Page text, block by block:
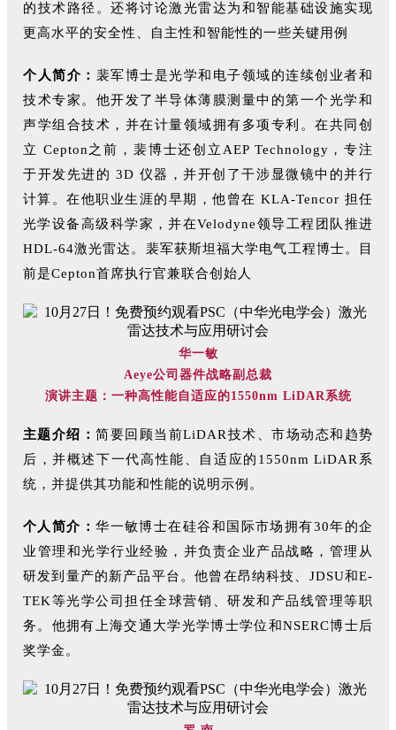
的技术路径。还将讨论激光雷达为和智能基础设施实现
更高水平的安全性、自主性和智能性的一些关键用例
个人简介： 裴军博士是光学和电子领域的连续创业者和
技术专家。他开发了半导体薄膜测量中的第一个光学和
声学组合技术，并在计量领域拥有多项专利。在共同创
立 Cepton之前，裴博士还创立AEP Technology，专注
于开发先进的 3D 仪器，并开创了干涉显微镜中的并行
计算。在他职业生涯的早期，他曾在 KLA-Tencor 担任
光学设备高级科学家，并在Velodyne领导工程团队推进
HDL-64激光雷达。裴军获斯坦福大学电气工程博士。目
前是Cepton首席执行官兼联合创始人
华一敏
Aeye公司器件战略副总裁
演讲主题：一种高性能自适应的1550nm LiDAR系统
主题介绍：简要回顾当前LiDAR技术、市场动态和趋势
后，并概述下一代高性能、自适应的1550nm LiDAR系
统，并提供其功能和性能的说明示例。
个人简介：华一敏博士在硅谷和国际市场拥有30年的企
业管理和光学行业经验，并负责企业产品战略，管理从
研发到量产的新产品平台。他曾在昂纳科技、JDSU和E-
TEK等光学公司担任全球营销、研发和产品线管理等职
务。他拥有上海交通大学光学博士学位和NSERC博士后
奖学金。